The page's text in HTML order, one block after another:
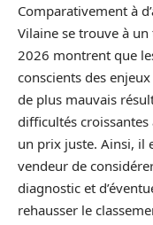
Comparativement à
Vilaine se trouve à
2026 montrent que
conscients des
de plus mauvais
difficultés
un prix juste. Ainsi, il
vendeur de
diagnostic et
rehausser le